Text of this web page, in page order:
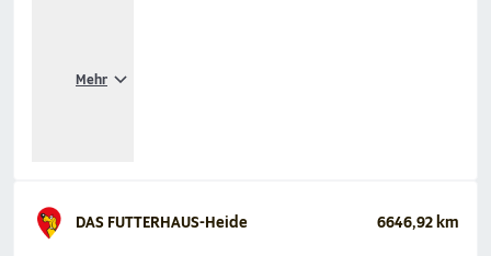
Mehr
DAS FUTTERHAUS-Heide 6646,92 km